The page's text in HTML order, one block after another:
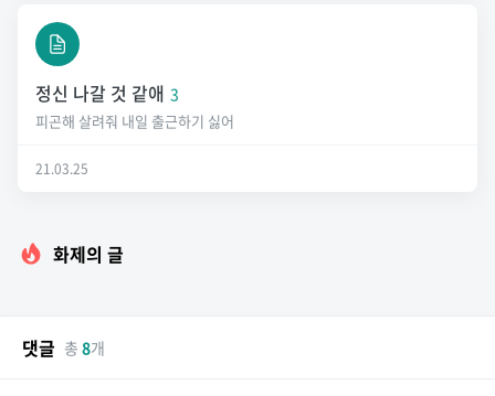
정신 나갈 것 같애 3
피곤해 살려줘 내일 출근하기 싫어
21.03.25
화제의 글
댓글 총 8개